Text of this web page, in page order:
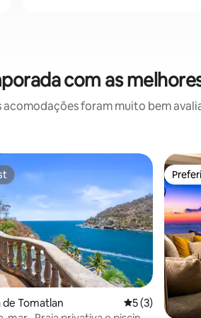
com as
acomodações foram muito bem
de 5, 199 avaliações
de Tomatlan 5 de uma
5 (3)